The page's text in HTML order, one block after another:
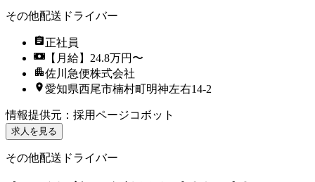
その他配送ドライバー
正社員
【月給】24.8万円〜
佐川急便株式会社
愛知県西尾市楠村町明神左右14-2
情報提供元 ： 採用ページコボット
求人を見る
その他配送ドライバー